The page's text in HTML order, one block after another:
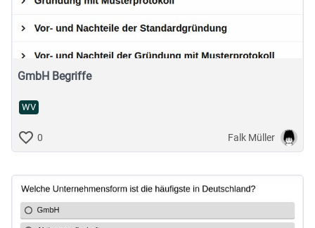
GmbH Begriffe
WV
0 Falk Müller